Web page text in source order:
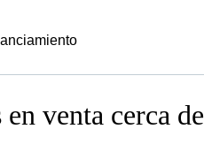
venta cerca de